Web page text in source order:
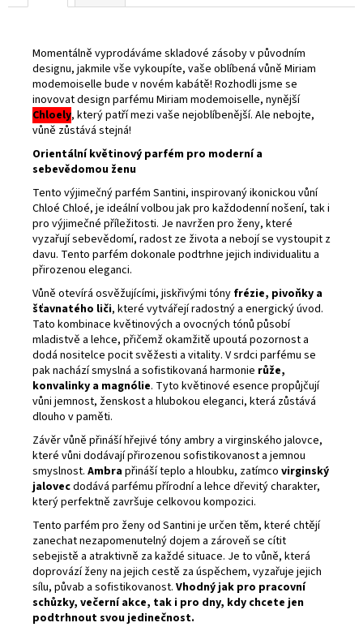
Momentálně vyprodáváme skladové zásoby v původním
designu, jakmile vše vykoupíte, vaše oblíbená vůně Miriam
modemoiselle bude v novém kabátě! Rozhodli jsme se
inovovat design parfému Miriam modemoiselle, nynější
Chloely, který patří mezi vaše nejoblíbenější. Ale nebojte,
vůně zůstává stejná!
Orientální květinový parfém pro moderní a
sebevědomou ženu
Tento výjimečný parfém Santini, inspirovaný ikonickou vůní
Chloé Chloé, je ideální volbou jak pro každodenní nošení, tak i
pro výjimečné příležitosti. Je navržen pro ženy, které
vyzařují sebevědomí, radost ze života a nebojí se vystoupit z
davu. Tento parfém dokonale podtrhne jejich individualitu a
přirozenou eleganci.
Vůně otevírá osvěžujícími, jiskřivými tóny frézie, pivoňky a
šťavnatého liči, které vytvářejí radostný a energický úvod.
Tato kombinace květinových a ovocných tónů působí
mladistvě a lehce, přičemž okamžitě upoutá pozornost a
dodá nositelce pocit svěžesti a vitality. V srdci parfému se
pak nachází smyslná a sofistikovaná harmonie růže,
konvalinky a magnólie. Tyto květinové esence propůjčují
vůni jemnost, ženskost a hlubokou eleganci, která zůstává
dlouho v paměti.
Závěr vůně přináší hřejivé tóny ambry a virginského jalovce,
které vůni dodávají přirozenou sofistikovanost a jemnou
smyslnost. Ambrapřináší teplo a hloubku, zatímco virginský
jalovecdodává parfému přírodní a lehce dřevitý charakter,
který perfektně završuje celkovou kompozici.
Tento parfém pro ženy od Santini je určen těm, které chtějí
zanechat nezapomenutelný dojem a zároveň se cítit
sebejistě a atraktivně za každé situace. Je to vůně, která
doprovází ženy na jejich cestě za úspěchem, vyzařuje jejich
sílu, půvab a sofistikovanost. Vhodný jak pro pracovní
schůzky, večerní akce, tak i pro dny, kdy chcete jen
podtrhnout svou jedinečnost.